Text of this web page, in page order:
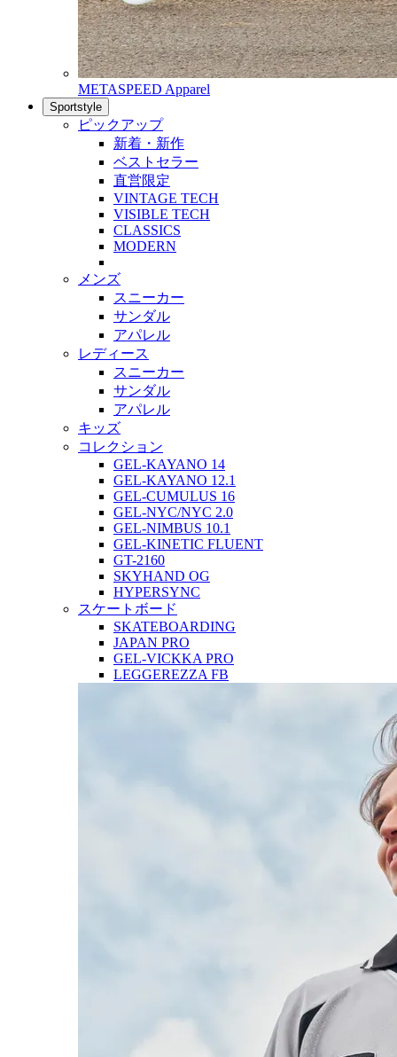
METASPEED Apparel
Sportstyle
ピックアップ
新着・新作
ベストセラー
直営限定
VINTAGE TECH
VISIBLE TECH
CLASSICS
MODERN
メンズ
スニーカー
サンダル
アパレル
レディース
スニーカー
サンダル
アパレル
キッズ
コレクション
GEL-KAYANO 14
GEL-KAYANO 12.1
GEL-CUMULUS 16
GEL-NYC/NYC 2.0
GEL-NIMBUS 10.1
GEL-KINETIC FLUENT
GT-2160
SKYHAND OG
HYPERSYNC
スケートボード
SKATEBOARDING
JAPAN PRO
GEL-VICKKA PRO
LEGGEREZZA FB